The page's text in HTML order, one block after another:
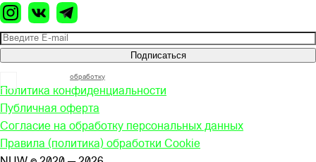
Подписаться
обработку
Политика конфиденциальности
Публичная оферта
Согласие на обработку персональных данных
Правила (политика) обработки Cookie